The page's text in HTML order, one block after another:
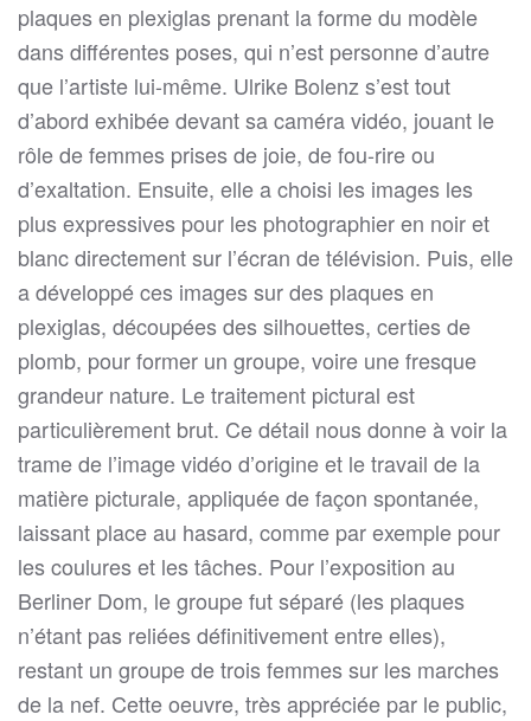
plaques en plexiglas prenant la forme du modèle
dans différentes poses, qui n’est personne d’autre
que l’artiste lui-même. Ulrike Bolenz s’est tout
d’abord exhibée devant sa caméra vidéo, jouant le
rôle de femmes prises de joie, de fou-rire ou
d’exaltation. Ensuite, elle a choisi les images les
plus expressives pour les photographier en noir et
blanc directement sur l’écran de télévision. Puis, elle
a développé ces images sur des plaques en
plexiglas, découpées des silhouettes, certies de
plomb, pour former un groupe, voire une fresque
grandeur nature. Le traitement pictural est
particulièrement brut. Ce détail nous donne à voir la
trame de l’image vidéo d’origine et le travail de la
matière picturale, appliquée de façon spontanée,
laissant place au hasard, comme par exemple pour
les coulures et les tâches. Pour l’exposition au
Berliner Dom, le groupe fut séparé (les plaques
n’étant pas reliées définitivement entre elles),
restant un groupe de trois femmes sur les marches
de la nef. Cette oeuvre, très appréciée par le public,